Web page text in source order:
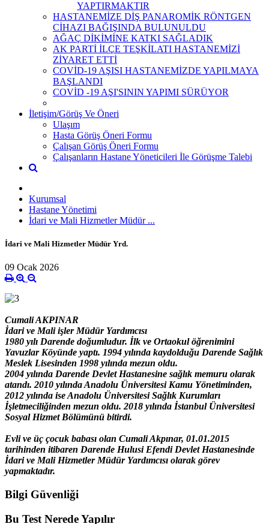
YAPTIRMAKTIR
HASTANEMİZE DİŞ PANAROMİK RÖNTGEN
CİHAZI BAĞIŞINDA BULUNULDU
AĞAÇ DİKİMİNE KATKI SAĞLADIK
AK PARTİ İLÇE TEŞKİLATI HASTANEMİZİ
ZİYARET ETTİ
COVİD-19 AŞISI HASTANEMİZDE YAPILMAYA
BAŞLANDI
COVİD -19 AŞI'SININ YAPIMI SÜRÜYOR
İletişim/Görüş Ve Öneri
Ulaşım
Hasta Görüş Öneri Formu
Çalışan Görüş Öneri Formu
Çalışanların Hastane Yöneticileri İle Görüşme Talebi
Kurumsal
Hastane Yönetimi
İdari ve Mali Hizmetler Müdür ...
İdari ve Mali Hizmetler Müdür Yrd.
09 Ocak 2026
Cumali AKPINAR
İdari ve Mali işler Müdür Yardımcısı
1980 yılı Darende doğumludur. İlk ve Ortaokul öğrenimini
Yavuzlar Köyünde yaptı. 1994 yılında kaydolduğu Darende Sağlık
Meslek Lisesinden 1998 yılında mezun oldu.
2004 yılında Darende Devlet Hastanesine sağlık memuru olarak
atandı. 2010 yılında Anadolu Üniversitesi Kamu Yönetiminden,
2012 yılında ise Anadolu Üniversitesi Sağlık Kurumları
İşletmeciliğinden mezun oldu. 2018 yılında İstanbul Üniversitesi
Sosyal Hizmet Bölümünü bitirdi.
Evli ve üç çocuk babası olan Cumali Akpınar, 01.01.2015
tarihinden itibaren Darende Hulusi Efendi Devlet Hastanesinde
İdari ve Mali Hizmetler Müdür Yardımcısı olarak görev
yapmaktadır.
Bilgi Güvenliği
Bu Test Nerede Yapılır